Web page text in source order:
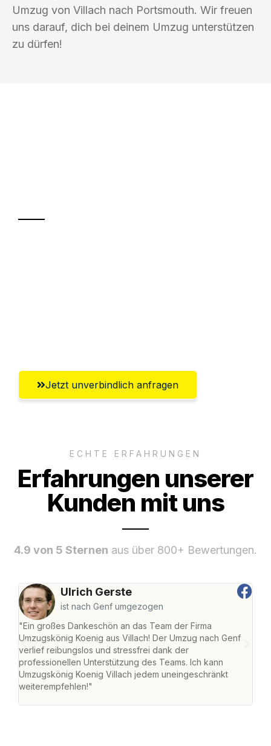
Umzug von Villach nach Portsmouth. Wir freuen
uns darauf, dich bei deinem Umzug unterstützen
zu dürfen!
Jetzt unverbindlich anfragen
ECHTE ERFAHRUNGEN
Erfahrungen unserer
Kunden mit uns
4.9 von 5 Sternen aus über 800+ Bewertungen.
Ulrich Gerste
ist nach Genf umgezogen
"Ein großes Dankeschön an das Team der Firma
Umzugskönig Koenig aus Villach! Der Umzug nach Genf
verlief reibungslos und stressfrei dank der
professionellen Unterstützung des Teams. Ich kann
Umzugskönig Koenig Villach jedem uneingeschränkt
weiterempfehlen!"